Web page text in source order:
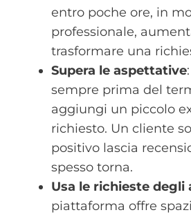
entro poche ore, in
professionale,
trasformare una
Supera le aspettative
sempre prima del
aggiungi un piccolo
richiesto. Un cliente
positivo lascia
spesso torna.
Usa le richieste degli
piattaforma offre